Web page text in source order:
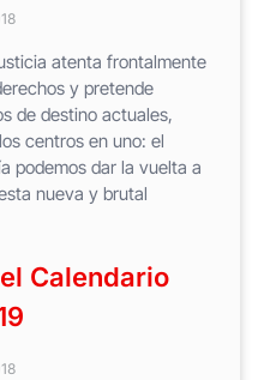
atenta frontalmente
y pretende
de destino actuales,
centros en uno: el
podemos dar la vuelta a
nueva y brutal
Calendario